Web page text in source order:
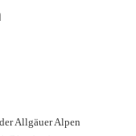
Allgäuer Alpen